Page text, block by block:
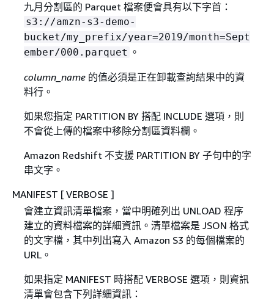
九月分割區的 Parquet 檔案便會具有以下字首：
s3://amzn-s3-demo-
bucket/my_prefix/year=2019/month=Sept
ember/000.parquet 。
column_name的值必須是正在卸載查詢結果中的資
料行。
如果您指定 PARTITION BY 搭配 INCLUDE 選項，則
不會從上傳的檔案中移除分割區資料欄。
Amazon Redshift 不支援 PARTITION BY 子句中的字
串文字。
MANIFEST [ VERBOSE ]
會建立資訊清單檔案，當中明確列出 UNLOAD 程序
建立的資料檔案的詳細資訊。清單檔案是 JSON 格式
的文字檔，其中列出寫入 Amazon S3 的每個檔案的
URL。
如果指定 MANIFEST 時搭配 VERBOSE 選項，則資訊
清單會包含下列詳細資訊：